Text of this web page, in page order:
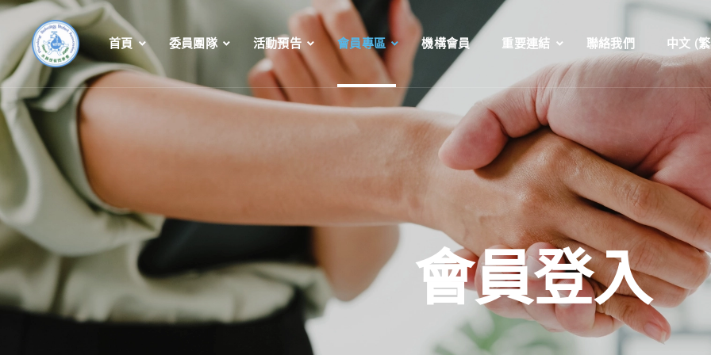
首頁 委員團隊 活動預告 會員專區 機構會員 重要連結 聯絡我們 中文 (
會員登入